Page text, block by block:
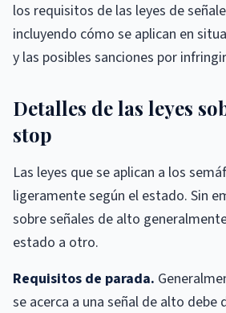
los requisitos de las leyes de
incluyendo cómo se aplican en
y las posibles sanciones por
Detalles de las leyes
stop
Las leyes que se aplican a los
ligeramente según el estado. Sin
sobre señales de alto
estado a otro.
Requisitos de parada.
se acerca a una señal de alto